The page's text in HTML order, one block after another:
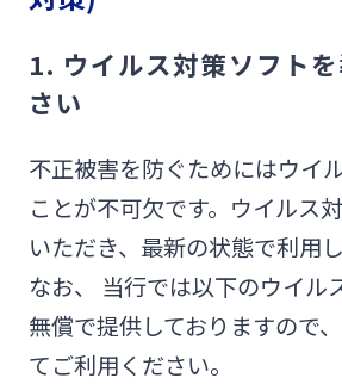
1. ウイルス対策ソフト
さい
不正被害を防ぐためにはウイ
ことが不可欠です。ウイルス
いただき、最新の状態で利用
なお、 当行では以下のウイル
無償で提供しておりますので
てご利用ください。